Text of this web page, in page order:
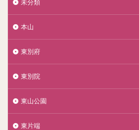
未分類
本山
東別府
東別院
東山公園
東片端